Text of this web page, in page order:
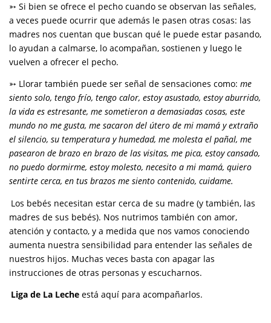
➳ Si bien se ofrece el pecho cuando se observan las señales,
a veces puede ocurrir que además le pasen otras cosas: las
madres nos cuentan que buscan qué le puede estar pasando,
lo ayudan a calmarse, lo acompañan, sostienen y luego le
vuelven a ofrecer el pecho.
➳ Llorar también puede ser señal de sensaciones como: me
siento solo, tengo frío, tengo calor, estoy asustado, estoy aburrido,
la vida es estresante, me sometieron a demasiadas cosas, este
mundo no me gusta, me sacaron del útero de mi mamá y extraño
el silencio, su temperatura y humedad, me molesta el pañal, me
pasearon de brazo en brazo de las visitas, me pica, estoy cansado,
no puedo dormirme, estoy molesto, necesito a mi mamá, quiero
sentirte cerca, en tus brazos me siento contenido, cuidame.
Los bebés necesitan estar cerca de su madre (y también, las
madres de sus bebés). Nos nutrimos también con amor,
atención y contacto, y a medida que nos vamos conociendo
aumenta nuestra sensibilidad para entender las señales de
nuestros hijos. Muchas veces basta con apagar las
instrucciones de otras personas y escucharnos.
Liga de La Lecheestá aquí para acompañarlos.